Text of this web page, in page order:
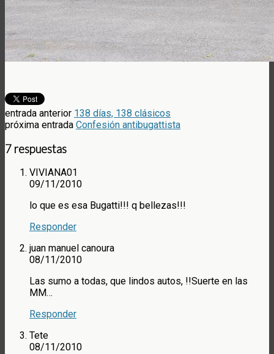
entrada anterior 138 días, 138 clásicos
próxima entrada Confesión antibugattista
7 respuestas
VIVIANA01
09/11/2010
lo que es esa Bugatti!!! q bellezas!!!
Responder
juan manuel canoura
08/11/2010
Las sumo a todas, que lindos autos, !!Suerte en las
MM…
Responder
Tete
08/11/2010